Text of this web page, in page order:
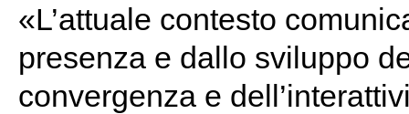
«L’attuale contesto
presenza e dallo sviluppo
convergenza e